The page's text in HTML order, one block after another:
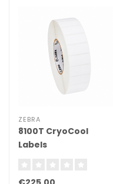
ZEBRA
8100T CryoCool
Labels